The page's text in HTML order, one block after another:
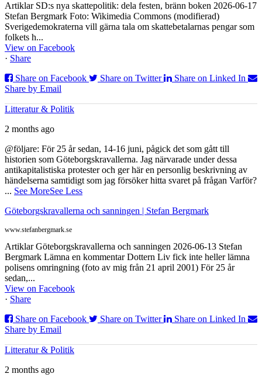
Artiklar SD:s nya skattepolitik: dela festen, bränn boken 2026-06-17
Stefan Bergmark Foto: Wikimedia Commons (modifierad)
Sverigedemokraterna vill gärna tala om skattebetalarnas pengar som
folkets h...
View on Facebook
· Share
Share on Facebook
Share on Twitter
Share on Linked In
Share by Email
Litteratur & Politik
2 months ago
@följare: För 25 år sedan, 14-16 juni, pågick det som gått till
historien som Göteborgskravallerna. Jag närvarade under dessa
antikapitalistiska protester och ger här en personlig beskrivning av
händelserna samtidigt som jag försöker hitta svaret på frågan Varför?
... See MoreSee Less
Göteborgskravallerna och sanningen | Stefan Bergmark
www.stefanbergmark.se
Artiklar Göteborgskravallerna och sanningen 2026-06-13 Stefan
Bergmark Lämna en kommentar Dottern Liv fick inte heller lämna
polisens omringning (foto av mig från 21 april 2001) För 25 år
sedan,...
View on Facebook
· Share
Share on Facebook
Share on Twitter
Share on Linked In
Share by Email
Litteratur & Politik
2 months ago